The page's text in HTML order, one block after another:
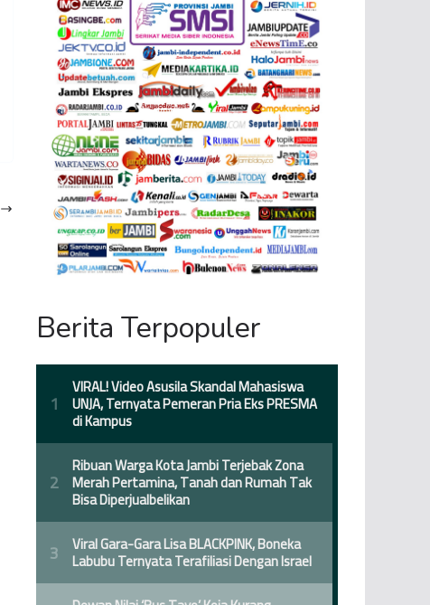
Berita Terpopuler